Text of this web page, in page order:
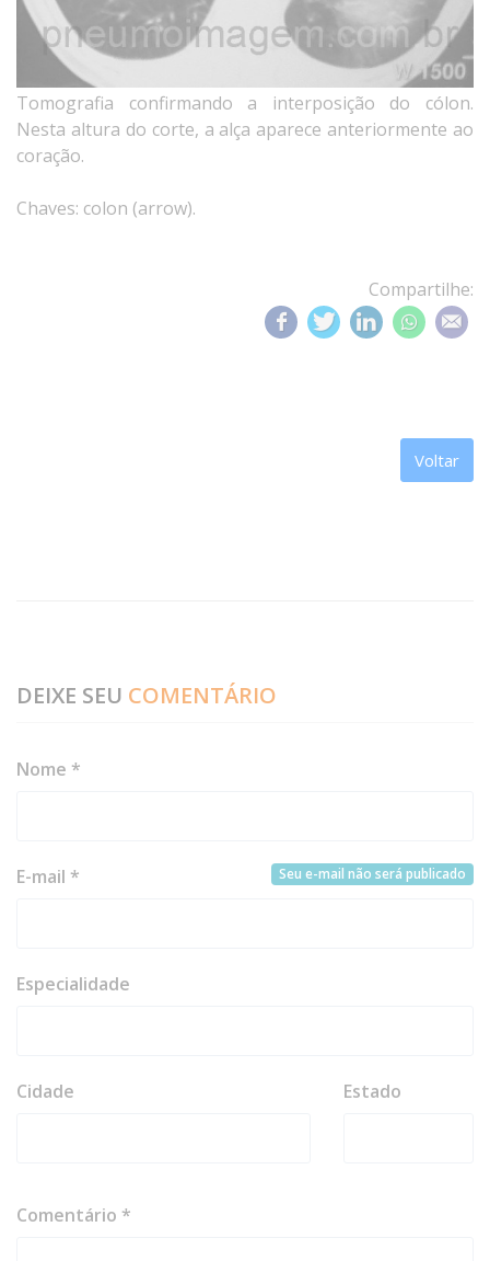
Tomografia confirmando a interposição do cólon.
Nesta altura do corte, a alça aparece anteriormente ao
coração.
Chaves: colon (arrow).
Compartilhe:
Voltar
DEIXE SEU COMENTÁRIO
Nome *
E-mail * Seu e-mail não será publicado
Especialidade
Cidade Estado
Comentário *